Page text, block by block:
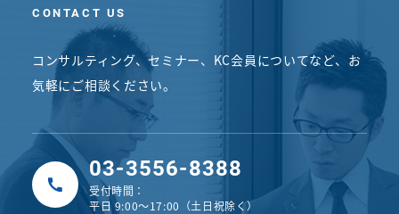
CONTACT US
コンサルティング、セミナー、KC会員についてなど、 お
気軽にご相談ください。
03-3556-8388
受付時間：
平日 9:00〜17:00（土日祝除く）